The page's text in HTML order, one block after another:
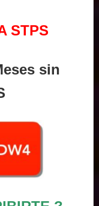
STPS
sin